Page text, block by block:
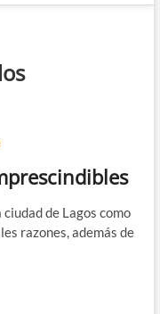
de Lagos como
razones, además de